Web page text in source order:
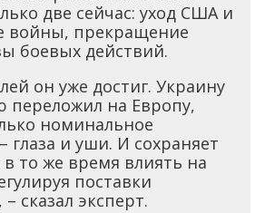
две сейчас: уход США и
войны, прекращение
боевых действий.
он уже достиг. Украину
переложил на Европу,
номинальное
глаза и уши. И сохраняет
то же время влиять на
поставки
сказал эксперт.